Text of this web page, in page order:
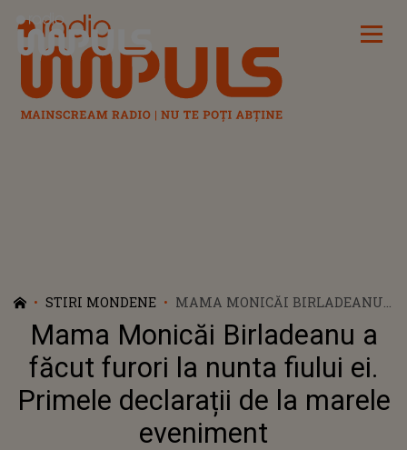
Radio Impuls
STIRI MONDENE
MAMA MONICĂI BIRLADEANU
A FĂCUT FURORI LA NUNTA
FIULUI EI. PRIMELE
DECLARAȚII DE LA MARELE
EVENIMENT
Mama Monicăi Birladeanu a
făcut furori la nunta fiului ei.
Primele declarații de la marele
eveniment